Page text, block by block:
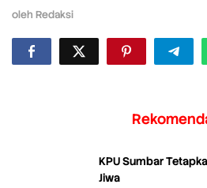
oleh Redaksi
KPU Sumbar
Jiwa